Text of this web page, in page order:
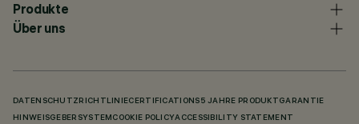
Produkte
Über uns
DATENSCHUTZRICHTLINIECERTIFICATIONS 5 JAHRE PRODUKTGARANTIE
HINWEISGEBERSYSTEM COOKIE POLICYACCESSIBILITY STATEMENT